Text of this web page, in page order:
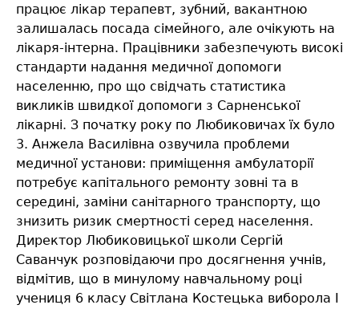
працює лікар терапевт, зубний, вакантною
залишалась посада сімейного, але очікують на
лікаря-інтерна. Працівники забезпечують високі
стандарти надання медичної допомоги
населенню, про що свідчать статистика
викликів швидкої допомоги з Сарненської
лікарні. З початку року по Любиковичах їх було
3. Анжела Василівна озвучила проблеми
медичної установи: приміщення амбулаторії
потребує капітального ремонту зовні та в
середині, заміни санітарного транспорту, що
знизить ризик смертності серед населення.
Директор Любиковицької школи Сергій
Саванчук розповідаючи про досягнення учнів,
відмітив, що в минулому навчальному році
учениця 6 класу Світлана Костецька виборола І